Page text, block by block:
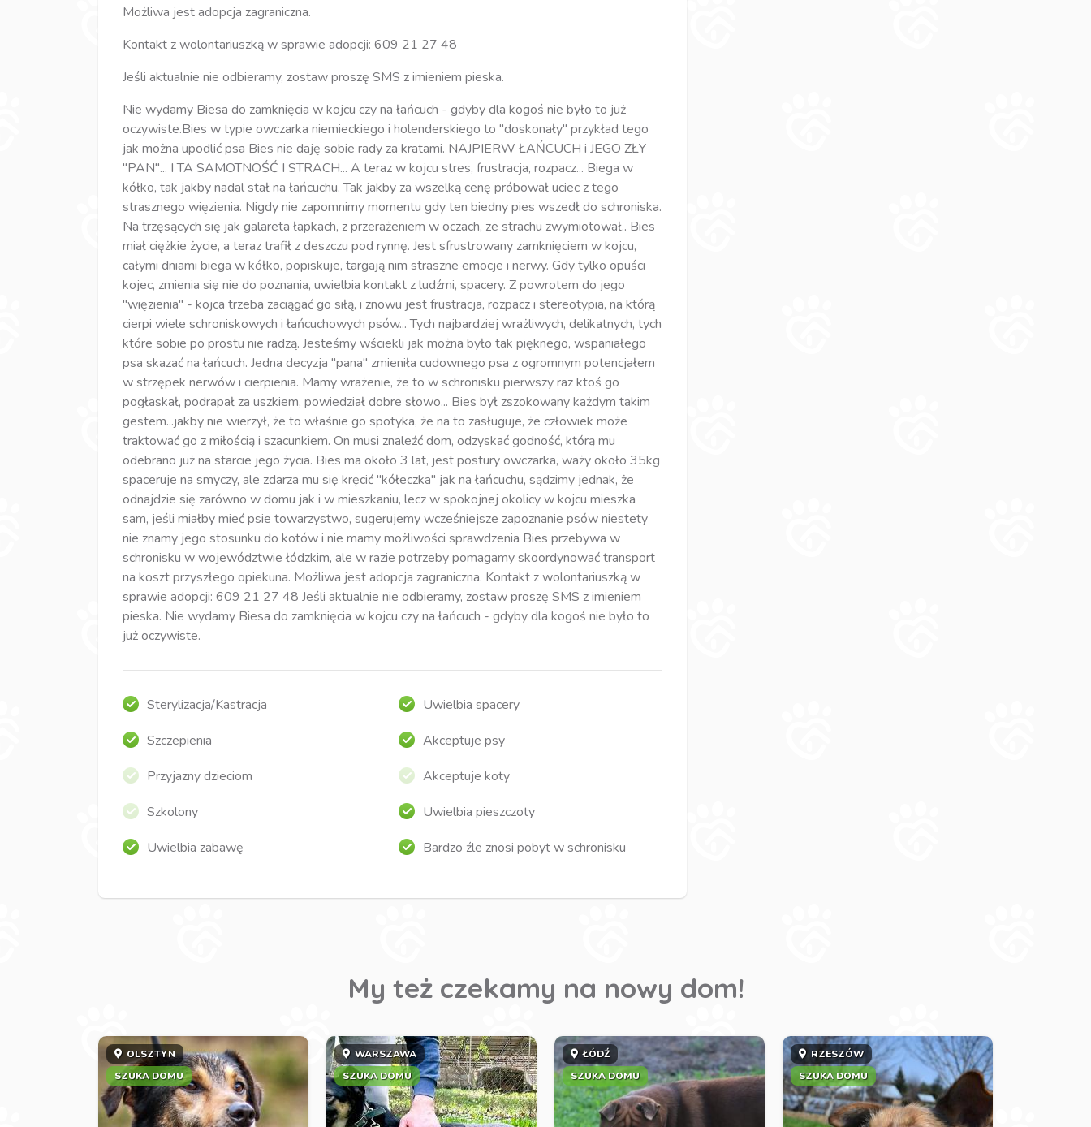
Możliwa jest adopcja zagraniczna.
Kontakt z wolontariuszką w sprawie adopcji: 609 21 27 48
Jeśli aktualnie nie odbieramy, zostaw proszę SMS z imieniem pieska.
Nie wydamy Biesa do zamknięcia w kojcu czy na łańcuch - gdyby dla kogoś nie było to już
oczywiste.Bies w typie owczarka niemieckiego i holenderskiego to "doskonały" przykład tego
jak można upodlić psa Bies nie daję sobie rady za kratami. NAJPIERW ŁAŃCUCH i JEGO ZŁY
"PAN"... I TA SAMOTNOŚĆ I STRACH... A teraz w kojcu stres, frustracja, rozpacz... Biega w
kółko, tak jakby nadal stał na łańcuchu. Tak jakby za wszelką cenę próbował uciec z tego
strasznego więzienia. Nigdy nie zapomnimy momentu gdy ten biedny pies wszedł do schroniska.
Na trzęsących się jak galareta łapkach, z przerażeniem w oczach, ze strachu zwymiotował.. Bies
miał ciężkie życie, a teraz trafił z deszczu pod rynnę. Jest sfrustrowany zamknięciem w kojcu,
całymi dniami biega w kółko, popiskuje, targają nim straszne emocje i nerwy. Gdy tylko opuści
kojec, zmienia się nie do poznania, uwielbia kontakt z ludźmi, spacery. Z powrotem do jego
"więzienia" - kojca trzeba zaciągać go siłą, i znowu jest frustracja, rozpacz i stereotypia, na którą
cierpi wiele schroniskowych i łańcuchowych psów... Tych najbardziej wrażliwych, delikatnych, tych
które sobie po prostu nie radzą. Jesteśmy wściekli jak można było tak pięknego, wspaniałego
psa skazać na łańcuch. Jedna decyzja "pana" zmieniła cudownego psa z ogromnym potencjałem
w strzępek nerwów i cierpienia. Mamy wrażenie, że to w schronisku pierwszy raz ktoś go
pogłaskał, podrapał za uszkiem, powiedział dobre słowo... Bies był zszokowany każdym takim
gestem...jakby nie wierzył, że to właśnie go spotyka, że na to zasługuje, że człowiek może
traktować go z miłością i szacunkiem. On musi znaleźć dom, odzyskać godność, którą mu
odebrano już na starcie jego życia. Bies ma około 3 lat, jest postury owczarka, waży około 35kg
spaceruje na smyczy, ale zdarza mu się kręcić "kółeczka" jak na łańcuchu, sądzimy jednak, że
odnajdzie się zarówno w domu jak i w mieszkaniu, lecz w spokojnej okolicy w kojcu mieszka
sam, jeśli miałby mieć psie towarzystwo, sugerujemy wcześniejsze zapoznanie psów niestety
nie znamy jego stosunku do kotów i nie mamy możliwości sprawdzenia Bies przebywa w
schronisku w województwie łódzkim, ale w razie potrzeby pomagamy skoordynować transport
na koszt przyszłego opiekuna. Możliwa jest adopcja zagraniczna. Kontakt z wolontariuszką w
sprawie adopcji: 609 21 27 48 Jeśli aktualnie nie odbieramy, zostaw proszę SMS z imieniem
pieska. Nie wydamy Biesa do zamknięcia w kojcu czy na łańcuch - gdyby dla kogoś nie było to
już oczywiste.
Sterylizacja/Kastracja
Szczepienia
Przyjazny dzieciom
Szkolony
Uwielbia zabawę
Uwielbia spacery
Akceptuje psy
Akceptuje koty
Uwielbia pieszczoty
Bardzo źle znosi pobyt w schronisku
My też czekamy na nowy dom!
OLSZTYN
SZUKA DOMU
WARSZAWA
SZUKA DOMU
ŁÓDŹ
SZUKA DOMU
RZESZÓW
SZUKA DOMU